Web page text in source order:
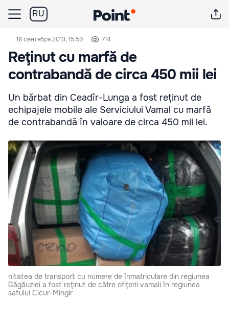
RU
16 сентября 2013, 15:59 714
Reţinut cu marfă de
contrabandă de circa 450 mii lei
Un bărbat din Ceadîr-Lunga a fost reţinut de
echipajele mobile ale Serviciului Vamal cu marfă
de contrabandă în valoare de circa 450 mii lei.
nitatea de transport cu numere de înmatriculare din regiunea
Găgăuziei a fost reţinut de către ofiţerii vamali în regiunea
satului Cicur-Mingir